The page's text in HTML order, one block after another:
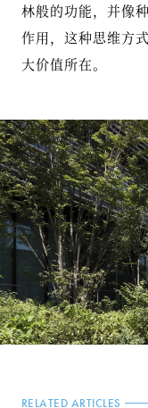
林般的功能，并像
作用，这种思维方
大价值所在。
RELATED ARTICLES